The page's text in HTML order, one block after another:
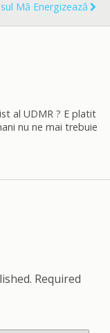
Mă Energizează
al UDMR ? E platit
nu ne mai trebuie
Required